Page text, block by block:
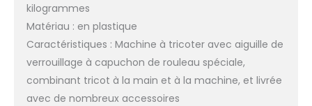
kilogrammes
Matériau : en plastique
Caractéristiques : Machine à tricoter avec aiguille de
verrouillage à capuchon de rouleau spéciale,
combinant tricot à la main et à la machine, et livrée
avec de nombreux accessoires